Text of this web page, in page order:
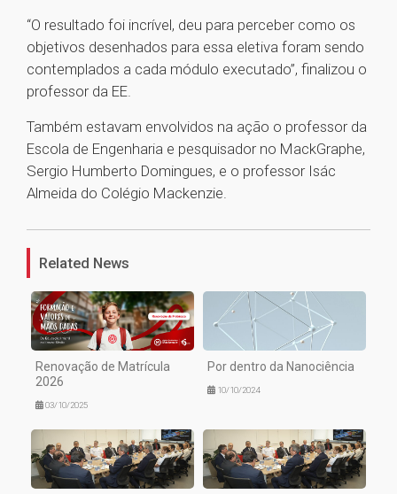
“O resultado foi incrível, deu para perceber como os
objetivos desenhados para essa eletiva foram sendo
contemplados a cada módulo executado”, finalizou o
professor da EE.
Também estavam envolvidos na ação o professor da
Escola de Engenharia e pesquisador no MackGraphe,
Sergio Humberto Domingues, e o professor Isác
Almeida do Colégio Mackenzie.
1
Related News
Renovação de Matrícula
2026
03/10/2025
Por dentro da Nanociência
10/10/2024